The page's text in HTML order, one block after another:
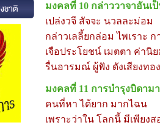
มงคลที่ 10 กล่าววาจาอันเ
เปล่งวจี สัจจะ นวลละม่อม
กล่าวเลลี้ยกล่อม ไพเราะ
เจือประโยชน์ เมตตา ค่านิ
รื่นอารมณ์ ผู้ฟัง ดังเสียงทอง
มงคลที่ 11 การบำรุงบิดาม
คนที่หา ได้ยาก มากไฉน
เพราะว่าใน โลกนี้ มีเพียงส